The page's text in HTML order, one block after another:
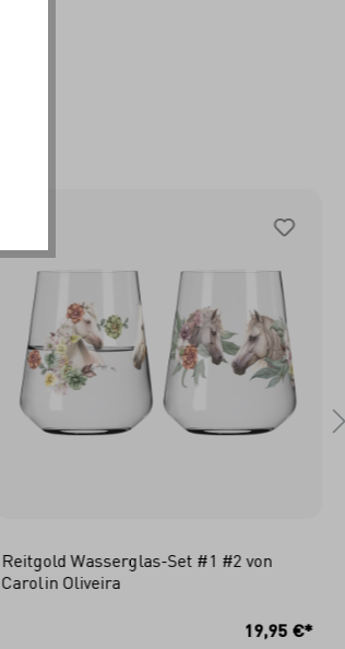
Reitgold Wasserglas-Set #1 #2 von
Carolin Oliveira
19,95 €*